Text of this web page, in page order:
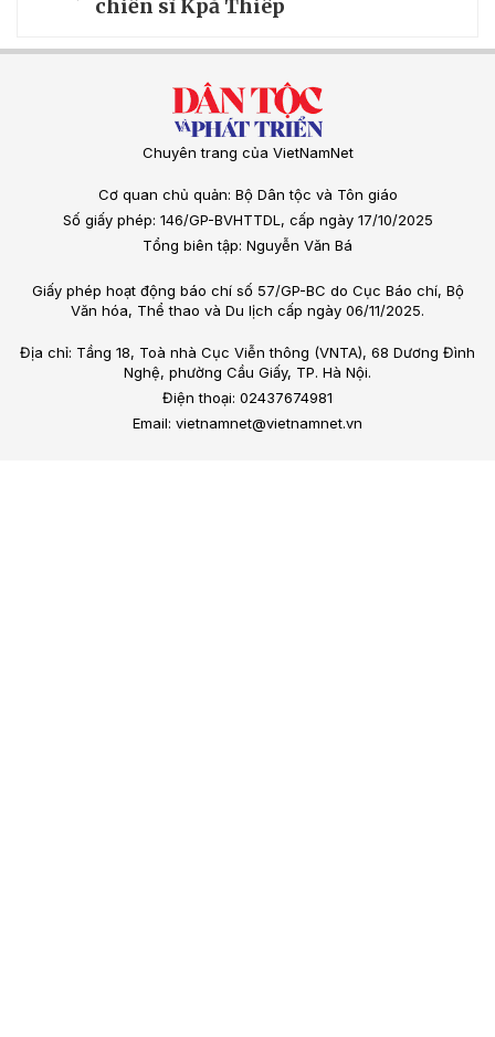
chiến sĩ Kpă Thiêp
Chuyên trang của VietNamNet
Cơ quan chủ quản: Bộ Dân tộc và Tôn giáo
Số giấy phép: 146/GP-BVHTTDL, cấp ngày 17/10/2025
Tổng biên tập: Nguyễn Văn Bá
Giấy phép hoạt động báo chí số 57/GP-BC do Cục Báo chí, Bộ
Văn hóa, Thể thao và Du lịch cấp ngày 06/11/2025.
Địa chỉ: Tầng 18, Toà nhà Cục Viễn thông (VNTA), 68 Dương Đình
Nghệ, phường Cầu Giấy, TP. Hà Nội.
Điện thoại: 02437674981
Email: vietnamnet@vietnamnet.vn